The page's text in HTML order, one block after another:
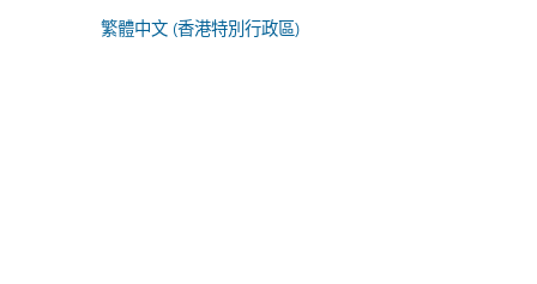
繁體中文 (香港特別行政區)